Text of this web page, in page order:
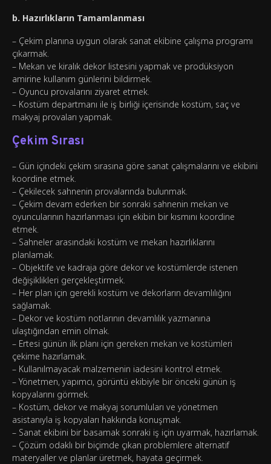
b. Hazırlıkların Tamamlanması
– Çekim planına uygun olarak sanat ekibine çalışma programı
çıkarmak.
– Mekan ve kiralık dekor listesini yapmak ve prodüksiyon
amirine kullanım günlerini bildirmek.
– Oyuncu provalarını ziyaret etmek.
– Kostüm departmanı ile iş birliği içerisinde kostüm, saç ve
makyaj provaları yapmak.
Çekim Sırası
– Gün içindeki çekim sırasına göre sanat çalışmalarını ve ekibini
koordine etmek.
– Çekilecek sahnenin provalarında bulunmak.
– Çekim devam ederken bir sonraki sahnenin mekan ve
oyuncularının hazırlanması için ekibin bir kısmını koordine
etmek.
– Sahneler arasındaki kostüm ve mekan hazırlıklarını
planlamak.
– Objektife ve kadraja göre dekor ve kostümlerde istenen
değişiklikleri gerçekleştirmek.
– Her plan için gerekli kostüm ve dekorların devamlılığını
sağlamak.
– Dekor ve kostüm notlarının devamlılık yazmanına
ulaştığından emin olmak.
– Ertesi günün ilk planı için gereken mekan ve kostümleri
çekime hazırlamak.
– Kullanılmayacak malzemenin iadesini kontrol etmek.
– Yönetmen, yapımcı, görüntü ekibiyle bir önceki günün iş
kopyalarını görmek.
– Kostüm, dekor ve makyaj sorumluları ve yönetmen
asistanıyla iş kopyaları hakkında konuşmak.
– Sanat ekibini bir basamak sonraki iş için uyarmak, hazırlamak.
– Çözüm odaklı bir biçimde çıkan problemlere alternatif
materyaller ve planlar üretmek, hayata geçirmek.